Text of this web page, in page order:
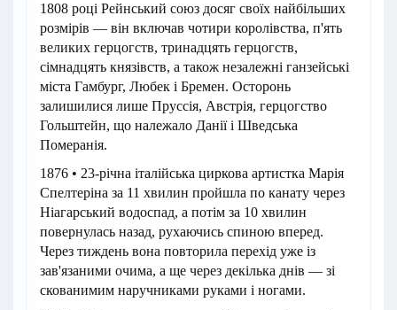
1808 році Рейнський союз досяг своїх найбільших
розмірів — він включав чотири королівства, п'ять
великих герцогств, тринадцять герцогств,
сімнадцять князівств, а також незалежні ганзейські
міста Гамбург, Любек і Бремен. Осторонь
залишилися лише Пруссія, Австрія, герцогство
Гольштейн, що належало Данії і Шведська
Померанія.
1876 • 23-річна італійська циркова артистка Марія
Спелтеріна за 11 хвилин пройшла по канату через
Ніагарський водоспад, а потім за 10 хвилин
повернулась назад, рухаючись спиною вперед.
Через тиждень вона повторила перехід уже із
зав'язаними очима, а ще через декілька днів — зі
скованимим наручниками руками і ногами.